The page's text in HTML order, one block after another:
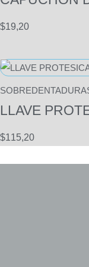
$19,20
LLAVE
$115,20